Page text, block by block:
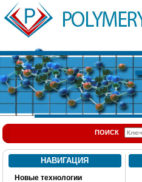
ПОИСК
НАВИГАЦИЯ
Новые технологии